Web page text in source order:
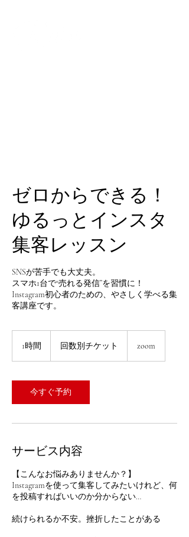
ゼロからできる！
ゆるっとインスタ
集客レッスン
SNSが苦手でも大丈夫。
スマホ1台で“売れる発信”を習慣に！
Instagram初心者のための、やさしく学べる集
客講座です。
1時間 回数別チケット zoom
今すぐ予約
サービス内容
【こんなお悩みありませんか？】
Instagramを使って集客してみたいけれど、何
を投稿すればいいのか分からない…
続けられるか不安。挫折したことがある